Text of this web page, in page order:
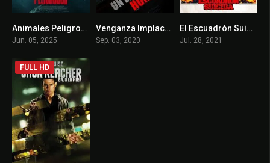
6.4Animales Peligrosos
Jun. 05, 2025
6
Venganza Implacable
Sep. 03, 2020
7.2
El Escuadrón Suicida
Jul. 28, 2021
FULL HD